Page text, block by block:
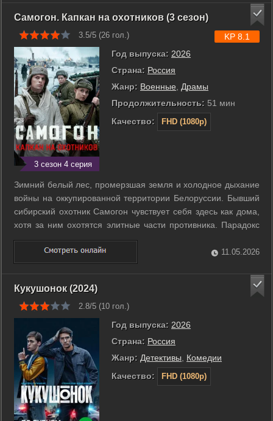
Самогон. Капкан на охотников (3 сезон)
3.5/5 (26 гол.)
3 сезон 4 серия
Год выпуска: 2026
Страна: Россия
Жанр: Военные
Драмы
Продолжительность: 51 мин
Качество:
FHD (1080p)
KP 8.1
Зимний белый лес, промерзшая земля и холодное дыхание
войны на оккупированной территории Белоруссии. Бывший
сибирский охотник Самогон чувствует себя здесь как дома,
хотя за ним охотятся элитные части противника. Парадокс
заключается в том, что этот нелюдимый человек, привыкший
к одиночеству, находит свое призвание в партизанском
отряде. Армейская ...
11.05.2026
Кукушонок (2024)
2.8/5 (10 гол.)
Год выпуска: 2026
Страна: Россия
Жанр: Детективы
Комедии
Качество:
FHD (1080p)